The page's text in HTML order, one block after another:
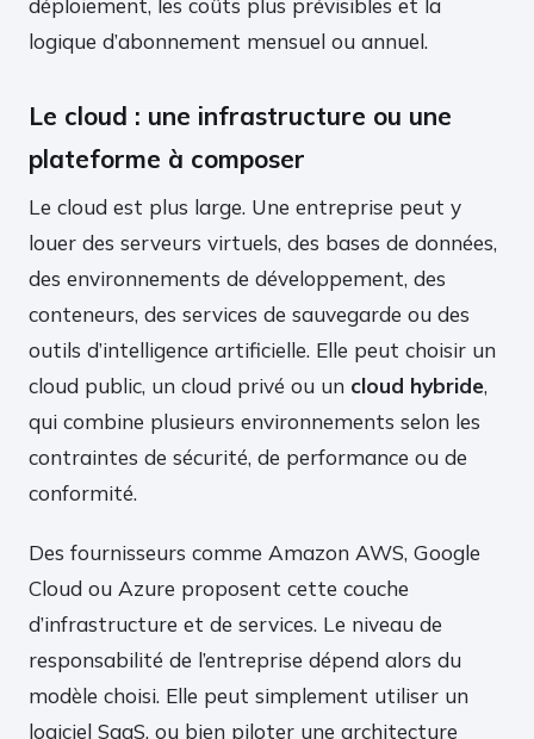
déploiement, les coûts plus prévisibles et la
logique d’abonnement mensuel ou annuel.
Le cloud : une infrastructure ou une
plateforme à composer
Le cloud est plus large. Une entreprise peut y
louer des serveurs virtuels, des bases de données,
des environnements de développement, des
conteneurs, des services de sauvegarde ou des
outils d’intelligence artificielle. Elle peut choisir un
cloud public, un cloud privé ou un cloud hybride,
qui combine plusieurs environnements selon les
contraintes de sécurité, de performance ou de
conformité.
Des fournisseurs comme Amazon AWS, Google
Cloud ou Azure proposent cette couche
d’infrastructure et de services. Le niveau de
responsabilité de l’entreprise dépend alors du
modèle choisi. Elle peut simplement utiliser un
logiciel SaaS, ou bien piloter une architecture